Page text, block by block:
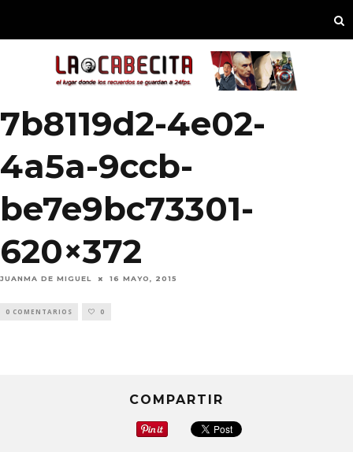
7b8119d2-4e02-
4a5a-9ccb-
be7e9bc73301-
620×372
JUANMA DE MIGUEL 16 MAYO, 2015
0 COMENTARIOS 0
COMPARTIR